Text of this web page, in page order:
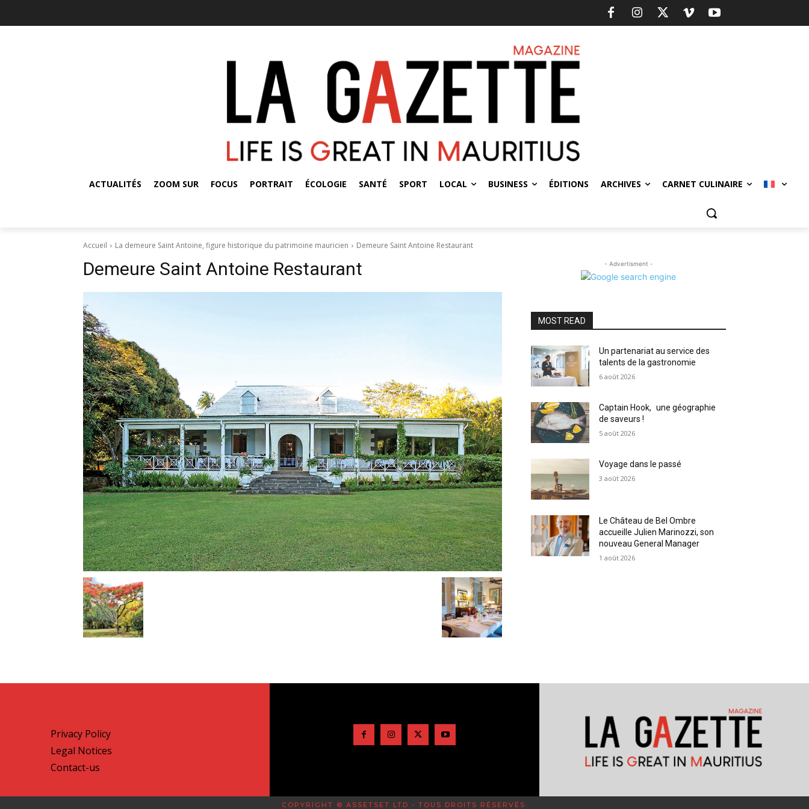
ACTUALITÉS ZOOM SUR FOCUS PORTRAIT ÉCOLOGIE SANTÉ SPORT LOCAL BUSINESS ÉDITIONS ARCHIVES CARNET CULINAIRE
Accueil La demeure Saint Antoine, figure historique du patrimoine mauricien Demeure Saint Antoine Restaurant
Demeure Saint Antoine Restaurant - Advertisment -
MOST READ
Un partenariat au service des
talents de la gastronomie
6 août 2026
Captain Hook, une géographie
de saveurs !
5 août 2026
Voyage dans le passé
3 août 2026
Le Château de Bel Ombre
accueille Julien Marinozzi, son
nouveau General Manager
1 août 2026
Privacy Policy
Legal Notices
Contact-us
COPYRIGHT © ASSETSET LTD - TOUS DROITS RÉSERVÉS.